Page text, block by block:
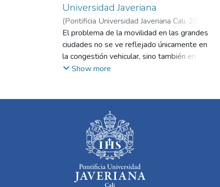
Universidad Javeriana
(Pontificia Universidad Javeriana Cali, 2020
Sanjuan Martínez, Haury Andrés;Ñusetz
Córdoba, José Luis ;Castaño Giraldo, Fabián
Andrés
El problema de la movilidad en las grandes
ciudades no se ve reflejado únicamente en
la congestión vehicular, sino también en la
dificultad vivida normalmente por los
presente también en los parqueaderos de
las universidades, como en el presente caso
de la Pontificia Universidad Javeriana, sede
Cali, en la que sus estudiantes, profesores y
colaboradores normalmente dedican
grandes cantidades de tiempo buscando
Show more